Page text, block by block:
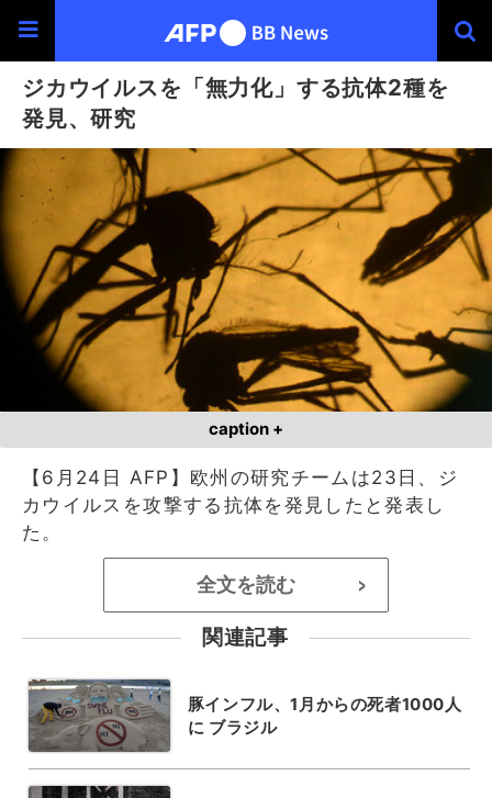
ジカウイルスを「無力化」する抗体2種を
発見、研究
caption +
【6月24日 AFP】欧州の研究チームは23日、ジ
カウイルスを攻撃する抗体を発見したと発表し
た。
全文を読む >
関連記事
豚インフル、1月からの死者1000人
に ブラジル